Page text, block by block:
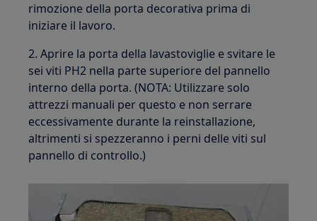
rimozione della porta decorativa prima di
iniziare il lavoro.
2. Aprire la porta della lavastoviglie e svitare le
sei viti PH2 nella parte superiore del pannello
interno della porta. (NOTA: Utilizzare solo
attrezzi manuali per questo e non serrare
eccessivamente durante la reinstallazione,
altrimenti si spezzeranno i perni delle viti sul
pannello di controllo.)